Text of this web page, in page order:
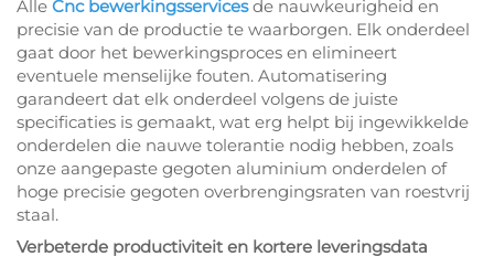
Alle Cnc bewerkingsservicesde nauwkeurigheid en
precisie van de productie te waarborgen. Elk onderdeel
gaat door het bewerkingsproces en elimineert
eventuele menselijke fouten. Automatisering
garandeert dat elk onderdeel volgens de juiste
specificaties is gemaakt, wat erg helpt bij ingewikkelde
onderdelen die nauwe tolerantie nodig hebben, zoals
onze aangepaste gegoten aluminium onderdelen of
hoge precisie gegoten overbrengingsraten van roestvrij
staal.
Verbeterde productiviteit en kortere leveringsdata